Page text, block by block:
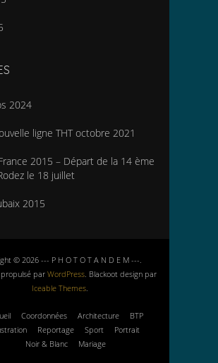
2024
ligne THT octobre 2021
2015 – Départ de la 14 ème
le 18 juillet
2015
© 2026 --- P H O T O T A N D E M ---.
parWordPress. Blackoot design par
Iceable Themes.
Coordonnées Architecture
BTP
Reportage Sport
Portrait
Noir & Blanc
Mariage